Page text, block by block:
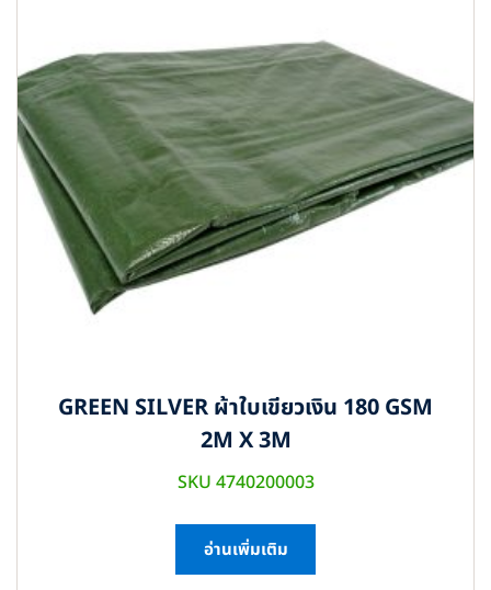
GREEN SILVER ผ้าใบเขียวเงิน 180 GSM
2M X 3M
SKU 4740200003
อ่านเพิ่มเติม